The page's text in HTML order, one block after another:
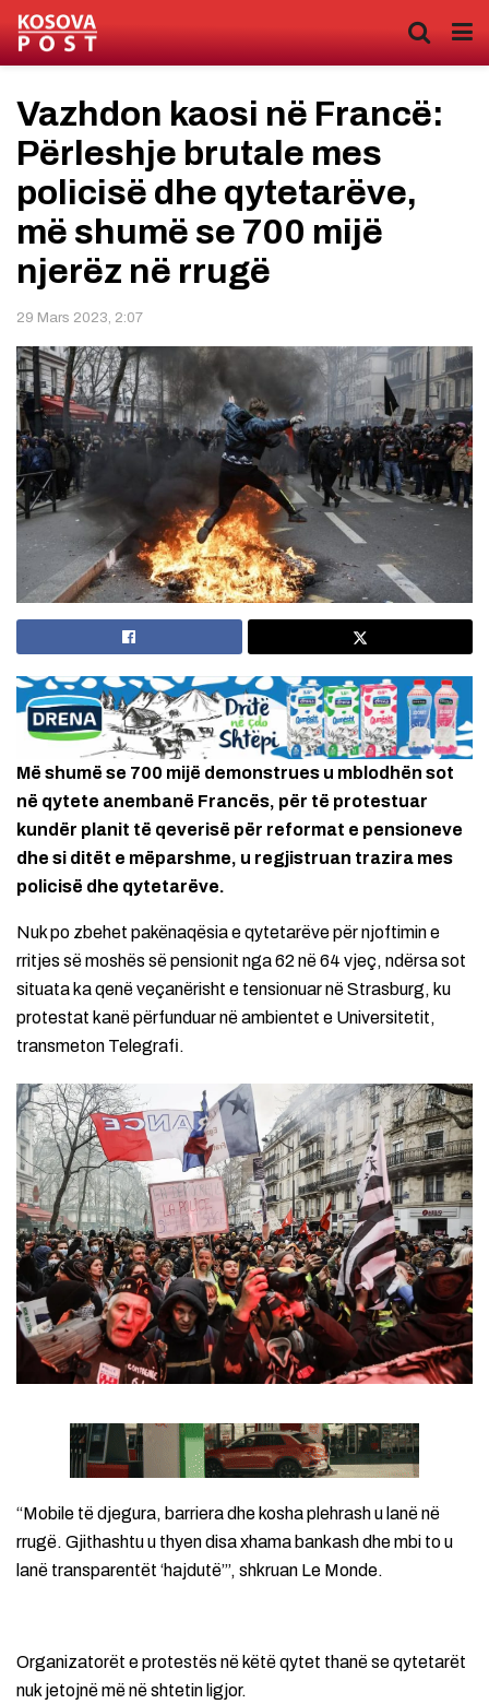
Vazhdon kaosi në Francë:
Përleshje brutale mes
policisë dhe qytetarëve,
më shumë se 700 mijë
njerëz në rrugë
29 Mars 2023, 2:07
Më shumë se 700 mijë demonstrues u mblodhën sot
në qytete anembanë Francës, për të protestuar
kundër planit të qeverisë për reformat e pensioneve
dhe si ditët e mëparshme, u regjistruan trazira mes
policisë dhe qytetarëve.
Nuk po zbehet pakënaqësia e qytetarëve për njoftimin e
rritjes së moshës së pensionit nga 62 në 64 vjeç, ndërsa sot
situata ka qenë veçanërisht e tensionuar në Strasburg, ku
protestat kanë përfunduar në ambientet e Universitetit,
transmeton Telegrafi.
“Mobile të djegura, barriera dhe kosha plehrash u lanë në
rrugë. Gjithashtu u thyen disa xhama bankash dhe mbi to u
lanë transparentët ‘hajdutë’”, shkruan Le Monde.
Organizatorët e protestës në këtë qytet thanë se qytetarët
nuk jetojnë më në shtetin ligjor.